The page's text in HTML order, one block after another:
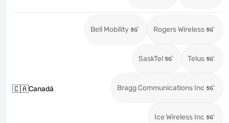
🇨🇦Canadá
Bell Mobility Rogers Wireless
SaskTel Telus
Bragg Communications Inc
Ice Wireless Inc